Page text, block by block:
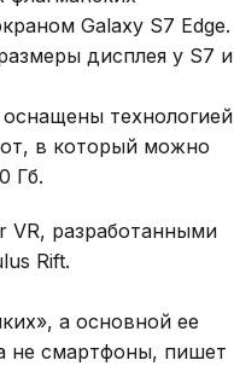
Galaxy S7 Edge.
дисплея у S7 и
технологией
в который можно
Гб.
VR, разработанными
Rift.
а основной ее
не смартфоны, пишет